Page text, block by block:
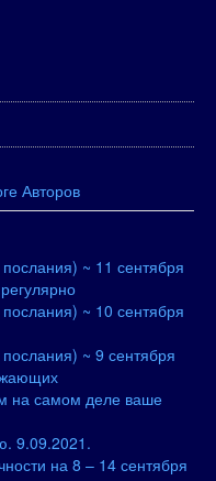
Авторов
~ 11 сентября
~ 10 сентября
~ 9 сентября
на самом деле ваше
9.09.2021.
на 8 – 14 сентября